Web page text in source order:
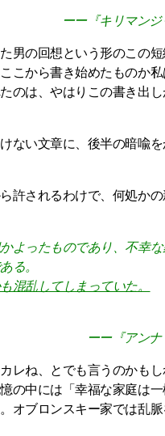
ーー『キリマン
男の回想という形のこの
こから書き始めたものか
のは、やはりこの書き出
ない文章に、後半の暗喩
許されるわけで、何処か
よったものであり、不幸
る。
混乱してしまっていた。
ーー『アン
レね、とでも言うのかも
の中には「幸福な家庭は
オブロンスキー家では乱